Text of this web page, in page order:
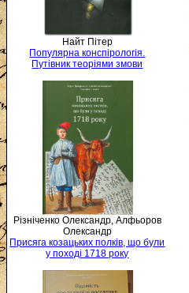
Найт Пітер
Популярна конспірологія.
Путівник теоріями змови
Різніченко Олександр, Алфьоров
Олександр
Присяга козацьких полків, що були
у поході 1718 року